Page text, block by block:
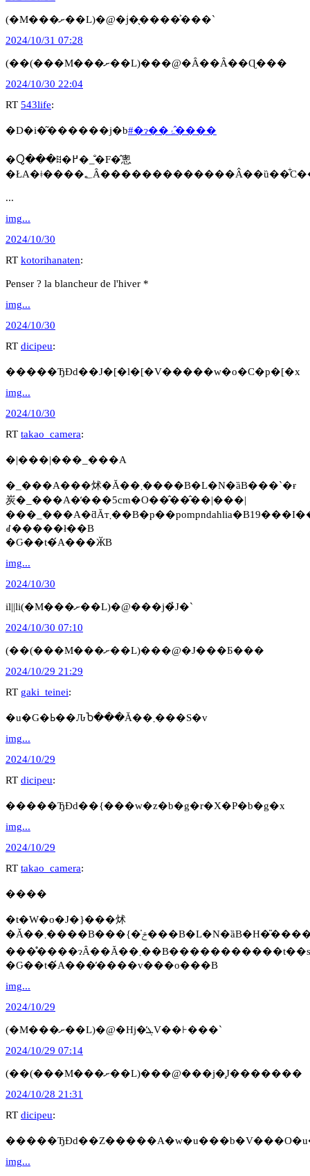
(�M���ށ��L)�@�ؗj�̖����͐���`
2024/10/31 07:28
(��(���M���ށ��L)���@�Ȃ��Ȃ��Ɋ���
2024/10/30 22:04
RT 543life:
�D�i�͂������j�b #�ɂ��ۂ�̂���
�Ⴍ���ꍞ�߂�_�̐F�̂悤
...
img...
2024/10/30
RT kotorihanaten:
Penser ? la blancheur de l'hiver *
img...
2024/10/30
RT dicipeu:
�����ЂƉԁ��J�[�l�[�V�����w�o�C�p�[�x
img...
2024/10/30
RT takao_camera:
�|���|���_���A
�_���A���炢�Ă��܂����B�L�N�ȁB���`�ɍ
炭�_���A�̒���5cm�O��̂��̂��|���|
���_���A�ƌĂт܂��B�p��pompndahlia�B19���I�����Ƀh�C�c�ō�o���
ꂽ�����ł��B
�Ԍ��t�́A���ӁB
img...
2024/10/30
il||li(�M���ށ��L)�@���j�̉J�`
2024/10/30 07:10
(��(���M���ށ��L)���@�J���Ƃ���
2024/10/29 21:29
RT gaki_teinei:
�u�G�ߕ��ԈႦ���Ă��܂���S�v
img...
2024/10/29
RT dicipeu:
�����ЂƉԁ��{���w�z�b�g�r�X�P�b�g�x
img...
2024/10/29
RT takao_camera:
����
�t�W�o�J�}���炢
�Ă��܂����B���{�̍ݗ���B�L�N�ȁB�H�̎����̂P�ł��B��������̑�30
�Ԍ��t�́A���̓����v���o���B
img...
2024/10/29
(�M���ށ��L)�@�Ηj�̓ܓV��⊦���`
2024/10/29 07:14
(��(���M���ށ��L)���@���j�̘J�������
2024/10/28 21:31
RT dicipeu:
img...